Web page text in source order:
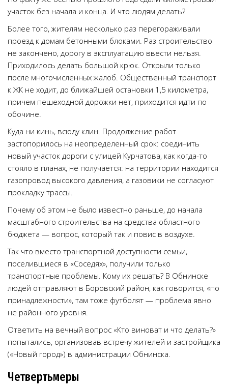
участок без начала и конца. И что людям делать?
Более того, жителям несколько раз перегораживали
проезд к домам бетонными блоками. Раз строительство
не закончено, дорогу в эксплуатацию ввести нельзя.
Приходилось делать большой крюк. Открыли только
после многочисленных жалоб. Общественный транспорт
к ЖК не ходит, до ближайшей остановки 1,5 километра,
причем пешеходной дорожки нет, приходится идти по
обочине.
Куда ни кинь, всюду клин. Продолжение работ
застопорилось на неопределенный срок: соединить
новый участок дороги с улицей Курчатова, как когда-то
стояло в планах, не получается: на территории находится
газопровод высокого давления, а газовики не согласуют
прокладку трассы.
Почему об этом не было известно раньше, до начала
масштабного строительства на средства областного
бюджета — вопрос, который так и повис в воздухе.
Так что вместо транспортной доступности семьи,
поселившиеся в «Соседях», получили только
транспортные проблемы. Кому их решать? В Обнинске
людей отправляют в Боровский район, как говорится, «по
принадлежности», там тоже футболят — проблема явно
не районного уровня.
Ответить на вечный вопрос «Кто виноват и что делать?»
попытались, организовав встречу жителей и застройщика
(«Новый город») в администрации Обнинска.
Четвертьмеры